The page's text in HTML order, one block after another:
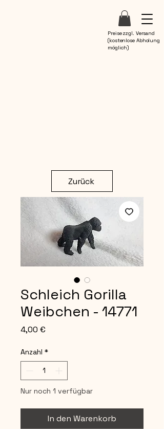
Preise zzgl. Versand
(kostenlose Abholung
möglich)
Zurück
Schleich Gorilla
Weibchen - 14771
4,00 €
Anzahl *
Nur noch 1 verfügbar
In den Warenkorb